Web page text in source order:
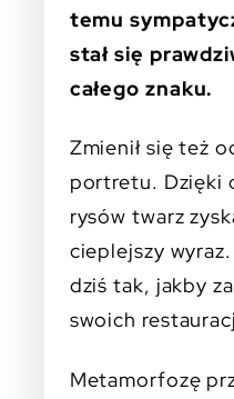
temu
stał się
całego znaku.
Zmienił się też
portretu. Dzięki
rysów twarz
cieplejszy
dziś tak, jakby
swoich
Metamorfozę